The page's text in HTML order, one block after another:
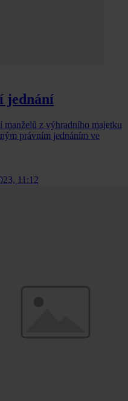
jednání
manželů z výhradního majetku
právním jednáním ve
11:12